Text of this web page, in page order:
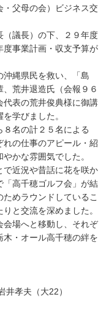
・父母の会）ビジネス交
議長）の下、２９年度
事業計画・収支予算が
縄県民を救い、「島
荒井退造氏（会報９６
表の荒井俊典様に御講
学びました。
名の計２５名による
れの仕事のアピール・紹
かな雰囲気でした。
近況や昔話に花を咲か
高千穂ゴルフ会」が結
めラウンドしているこ
と交流を深めました。
会場へと移動し、それぞ
・オール高千穂の絆を
孝夫（大22）